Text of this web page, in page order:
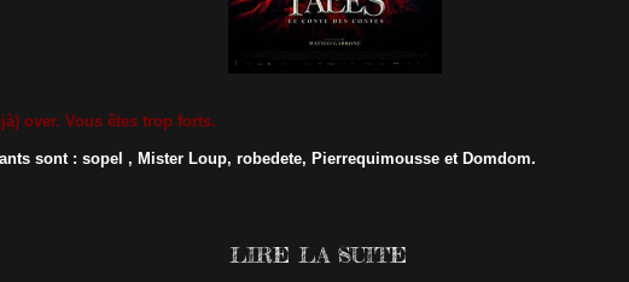
over. Vous êtes trop forts.
sont : sopel , Mister Loup, robedete, Pierrequimousse et Domdom.
LIRE LA SUITE